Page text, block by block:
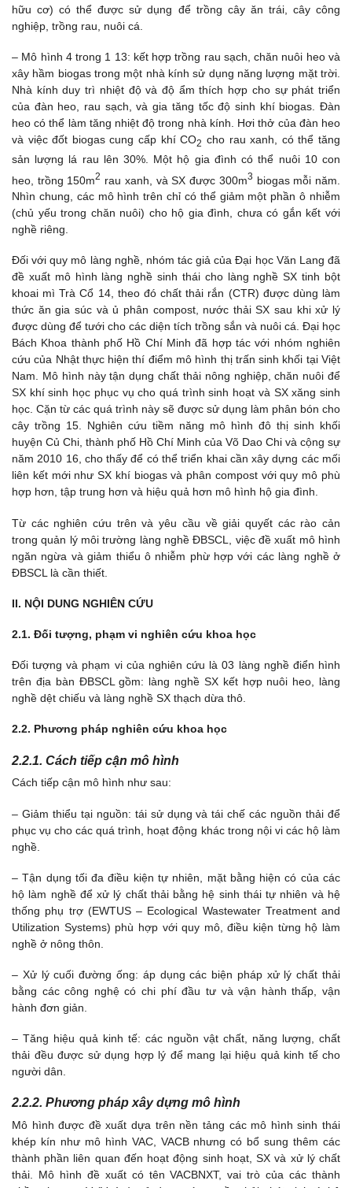
hữu cơ) có thể được sử dụng để trồng cây ăn trái, cây công
nghiệp, trồng rau, nuôi cá.
– Mô hình 4 trong 1 13: kết hợp trồng rau sạch, chăn nuôi heo và
xây hầm biogas trong một nhà kính sử dụng năng lượng mặt trời.
Nhà kính duy trì nhiệt độ và độ ẩm thích hợp cho sự phát triển
của đàn heo, rau sạch, và gia tăng tốc độ sinh khí biogas. Đàn
heo có thể làm tăng nhiệt độ trong nhà kính. Hơi thở của đàn heo
và việc đốt biogas cung cấp khí CO2 cho rau xanh, có thể tăng
sản lượng lá rau lên 30%. Một hộ gia đình có thể nuôi 10 con
heo, trồng 150m2 rau xanh, và SX được 300m3 biogas mỗi năm.
Nhìn chung, các mô hình trên chỉ có thể giảm một phần ô nhiễm
(chủ yếu trong chăn nuôi) cho hộ gia đình, chưa có gắn kết với
nghề riêng.
Đối với quy mô làng nghề, nhóm tác giả của Đại học Văn Lang đã
đề xuất mô hình làng nghề sinh thái cho làng nghề SX tinh bột
khoai mì Trà Cổ 14, theo đó chất thải rắn (CTR) được dùng làm
thức ăn gia súc và ủ phân compost, nước thải SX sau khi xử lý
được dùng để tưới cho các diện tích trồng sắn và nuôi cá. Đại học
Bách Khoa thành phố Hồ Chí Minh đã hợp tác với nhóm nghiên
cứu của Nhật thực hiện thí điểm mô hình thị trấn sinh khối tại Việt
Nam. Mô hình này tận dụng chất thải nông nghiệp, chăn nuôi để
SX khí sinh học phục vụ cho quá trình sinh hoạt và SX xăng sinh
học. Cặn từ các quá trình này sẽ được sử dụng làm phân bón cho
cây trồng 15. Nghiên cứu tiềm năng mô hình đô thị sinh khối
huyện Củ Chi, thành phố Hồ Chí Minh của Võ Dao Chi và cộng sự
năm 2010 16, cho thấy để có thể triển khai cần xây dựng các mối
liên kết mới như SX khí biogas và phân compost với quy mô phù
hợp hơn, tập trung hơn và hiệu quả hơn mô hình hộ gia đình.
Từ các nghiên cứu trên và yêu cầu về giải quyết các rào cản
trong quản lý môi trường làng nghề ĐBSCL, việc đề xuất mô hình
ngăn ngừa và giảm thiểu ô nhiễm phừ hợp với các làng nghề ở
ĐBSCL là cần thiết.
II. NỘI DUNG NGHIÊN CỨU
2.1. Đối tượng, phạm vi nghiên cứu khoa học
Đối tượng và phạm vi của nghiên cứu là 03 làng nghề điển hình
trên địa bàn ĐBSCL gồm: làng nghề SX kết hợp nuôi heo, làng
nghề dệt chiếu và làng nghề SX thạch dừa thô.
2.2. Phương pháp nghiên cứu khoa học
2.2.1. Cách tiếp cận mô hình
Cách tiếp cận mô hình như sau:
– Giảm thiểu tại nguồn: tái sử dụng và tái chế các nguồn thải để
phục vụ cho các quá trình, hoạt động khác trong nội vi các hộ làm
nghề.
– Tận dụng tối đa điều kiện tự nhiên, mặt bằng hiện có của các
hộ làm nghề để xử lý chất thải bằng hệ sinh thái tự nhiên và hệ
thống phụ trợ (EWTUS – Ecological Wastewater Treatment and
Utilization Systems) phù hợp với quy mô, điều kiện từng hộ làm
nghề ở nông thôn.
– Xử lý cuối đường ống: áp dụng các biện pháp xử lý chất thải
bằng các công nghệ có chi phí đầu tư và vận hành thấp, vận
hành đơn giản.
– Tăng hiệu quả kinh tế: các nguồn vật chất, năng lượng, chất
thải đều được sử dụng hợp lý để mang lại hiệu quả kinh tế cho
người dân.
2.2.2. Phương pháp xây dựng mô hình
Mô hình được đề xuất dựa trên nền tảng các mô hình sinh thái
khép kín như mô hình VAC, VACB nhưng có bổ sung thêm các
thành phần liên quan đến hoạt động sinh hoạt, SX và xử lý chất
thải. Mô hình đề xuất có tên VACBNXT, vai trò của các thành